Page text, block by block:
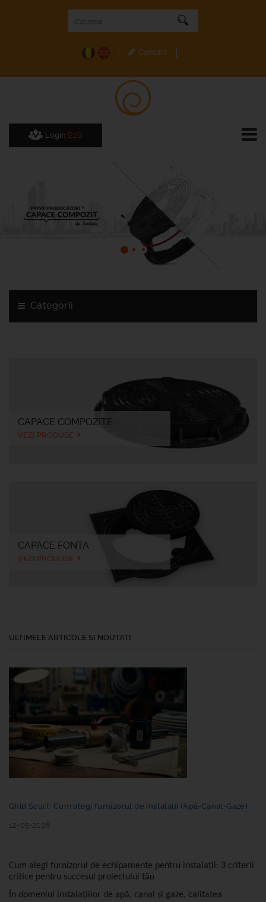
Contact
Login B2B
Categorii
CAPACE COMPOZITE
VEZI PRODUSE
CAPACE FONTA
VEZI PRODUSE
ULTIMELE ARTICOLE SI NOUTATI
Ghid Scurt: Cum alegi furnizorul de instalații (Apă-Canal-Gaze)
12-05-2026
Cum alegi furnizorul de echipamente pentru instalații: 3 criterii
critice pentru succesul proiectului tău
În domeniul instalațiilor de apă, canal și gaze, calitatea